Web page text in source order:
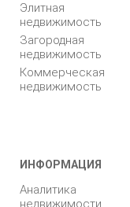
Элитная
недвижимость
Загородная
недвижимость
Коммерческая
недвижимость
ИНФОРМАЦИЯ
Аналитика
недвижимости